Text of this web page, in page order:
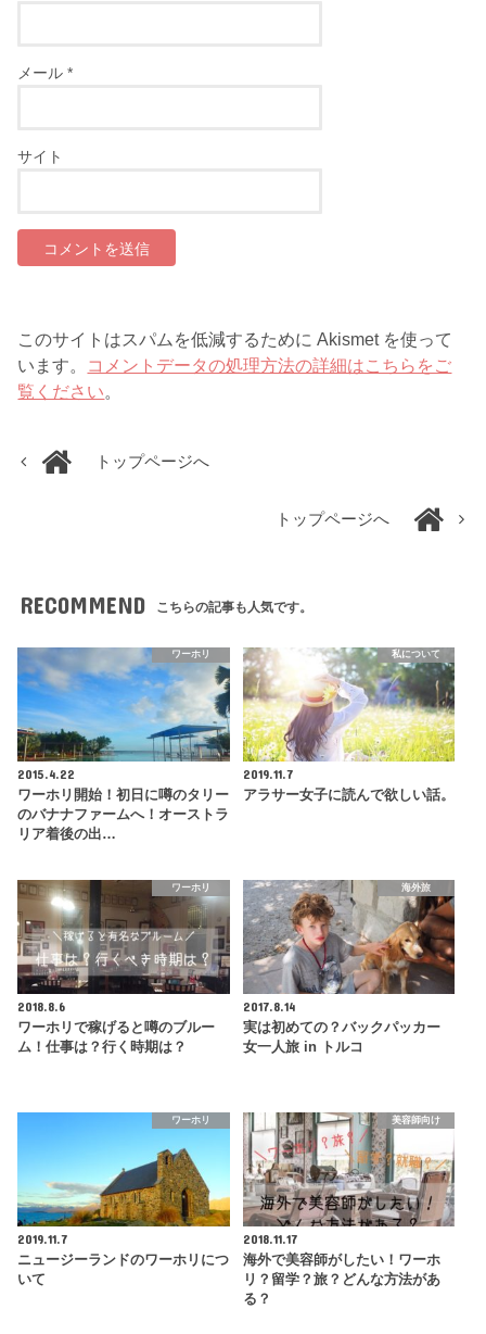
メール*
サイト
このサイトはスパムを低減するために Akismet を使って
います。 コメントデータの処理方法の詳細はこちらをご
覧ください。
トップページへ
トップページへ
RECOMMEND こちらの記事も人気です。
ワーホリ
2015.4.22
ワーホリ開始！初日に噂のタリー
のバナナファームへ！オーストラ
リア着後の出…
私について
2019.11.7
アラサー女子に読んで欲しい話。
ワーホリ
2018.8.6
ワーホリで稼げると噂のブルー
ム！仕事は？行く時期は？
海外旅
2017.8.14
実は初めての？バックパッカー
女一人旅 in トルコ
ワーホリ
2019.11.7
ニュージーランドのワーホリにつ
いて
美容師向け
2018.11.17
海外で美容師がしたい！ワーホ
リ？留学？旅？どんな方法があ
る？